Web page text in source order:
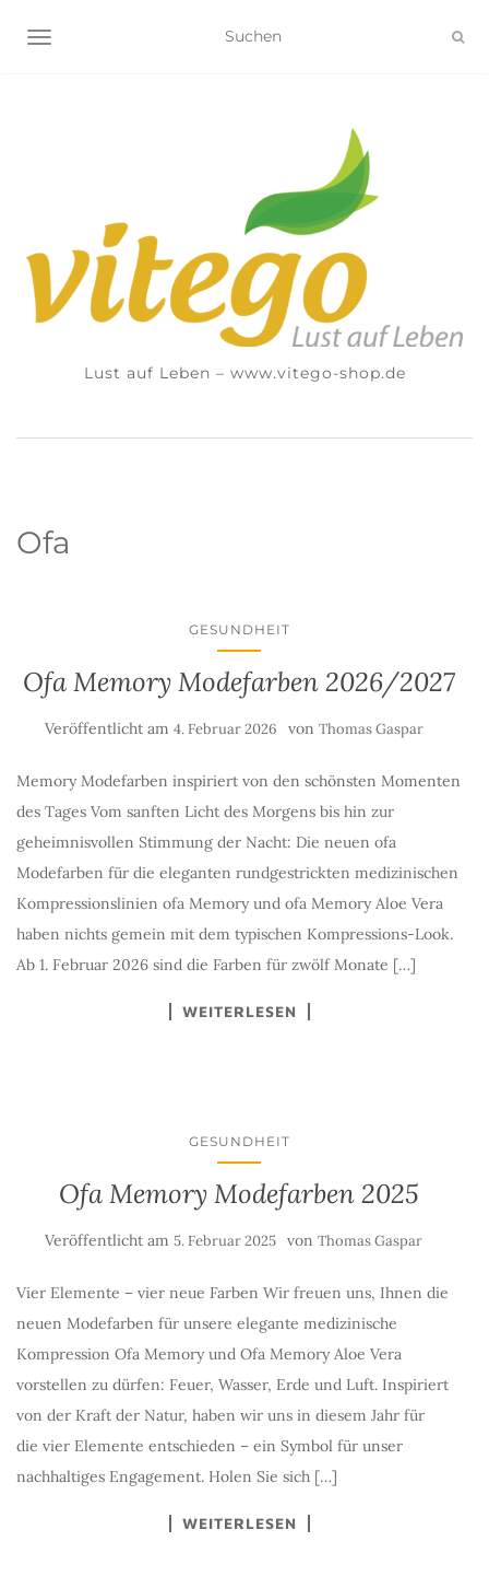
NAVIGATION UMSCHALTEN
Lust auf Leben – www.vitego-shop.de
Ofa
GESUNDHEIT
Ofa Memory Modefarben 2026/2027
Veröffentlicht am 4. Februar 2026 von Thomas Gaspar
Memory Modefarben inspiriert von den schönsten Momenten
des Tages Vom sanften Licht des Morgens bis hin zur
geheimnisvollen Stimmung der Nacht: Die neuen ofa
Modefarben für die eleganten rundgestrickten medizinischen
Kompressionslinien ofa Memory und ofa Memory Aloe Vera
haben nichts gemein mit dem typischen Kompressions-Look.
Ab 1. Februar 2026 sind die Farben für zwölf Monate […]
WEITERLESEN
GESUNDHEIT
Ofa Memory Modefarben 2025
Veröffentlicht am 5. Februar 2025 von Thomas Gaspar
Vier Elemente – vier neue Farben Wir freuen uns, Ihnen die
neuen Modefarben für unsere elegante medizinische
Kompression Ofa Memory und Ofa Memory Aloe Vera
vorstellen zu dürfen: Feuer, Wasser, Erde und Luft. Inspiriert
von der Kraft der Natur, haben wir uns in diesem Jahr für
die vier Elemente entschieden – ein Symbol für unser
nachhaltiges Engagement. Holen Sie sich […]
WEITERLESEN